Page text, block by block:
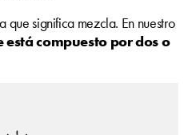
que significa mezcla. En nuestro
está compuesto por dos o